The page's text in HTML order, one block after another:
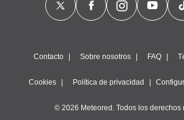
Contacto Sobre nosotros FAQ
Cookies Política de privacidad
© 2026 Meteored. Todos los derechos